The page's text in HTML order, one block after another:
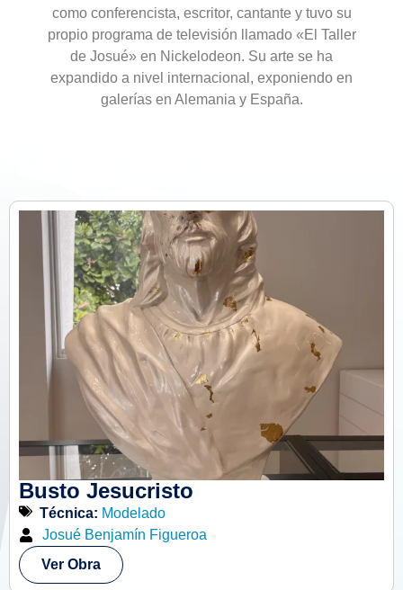
como conferencista, escritor, cantante y tuvo su
propio programa de televisión llamado «El Taller
de Josué» en Nickelodeon. Su arte se ha
expandido a nivel internacional, exponiendo en
galerías en Alemania y España.
Busto Jesucristo
Técnica: Modelado
Josué Benjamín Figueroa
Ver Obra